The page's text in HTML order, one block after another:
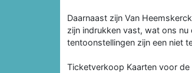
Daarnaast zijn Van
zijn indrukken vast, wat ons
tentoonstellingen zijn een niet
Ticketverkoop Kaarten voor